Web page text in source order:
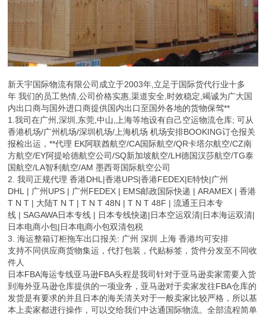
新天宇国际物流有限公司成立于2003年,立足于国际货代行业十多
年 我们的员工热情,公司价格实惠,渠道安全,时效稳定,竭诚为广大国
内出口商与国外进口商提供国内出口至国外各地的货物保驾**
1.我司在广州,深圳,东莞,中山,上海等地设有自己空运物流仓库; 可从
香港机场/广州机场/深圳机场/上海机场 机场安排BOOKING订仓报关
报检出运，**代理 EK阿联酋航空/CA国际航空/QR卡塔尔航空/CZ南
方航空/EY阿提哈德航空公司/SQ新加坡航空/LH德国汉莎航空/TG泰
国航空/LA智利航空/AM 墨西哥国际航空公司
2. 我司正规代理 香港DHL|香港UPS|香港FEDEX|E特快|广州
DHL | 广州UPS | 广州FEDEX | EMS邮政国际快递 | ARAMEX | 香港
T N T | 大陆T N T | T N T 48N | T N T 48F | 流通王日本专
线 | SAGAWA日本专线 | 日本专线快递|日本空运双清|日本海运双清|
日本电商小包|日本电商小包双清包税
3. 海运整箱订柜拖车出口报关: 广州 深圳 上海 香港均可安排
支持不同供应商货物集运，代打包装，代贴标签，货件分发至不同收
件人
日本FBA海运专线亚马逊FBA头程是我司针对于亚马逊卖家需要入货
到海外亚马逊仓库提供的一项业务，亚马逊对于卖家发往FBA仓库的
发货是有要求的并且日本的海关清关对于一般卖家比较严格，所以基
本上卖家都进行操作，可以交给我们中达通国际物流。全部流程简单